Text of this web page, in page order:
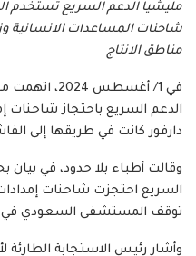
مليشيا الدعم السريع تستخدم
شاحنات المساعدات الانسانية
مناطق الانتاج
في 1/ أغسطس
الدعم السريع باحتجاز شاحنات
دارفور كانت في طريقها إلى
وقالت أطباء بلا حدود، في
السريع احتجزت شاحنات
توقف المستشفى السعودي في
وأشار رئيس الاستجابة الطارئة